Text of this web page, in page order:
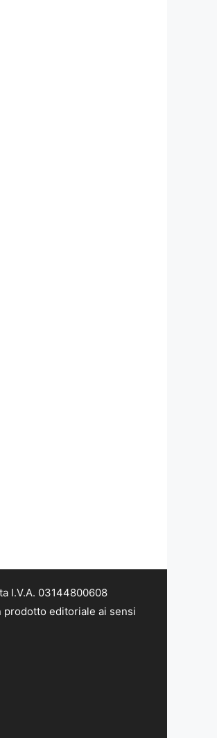
I.V.A. 03144800608
prodotto editoriale ai sensi